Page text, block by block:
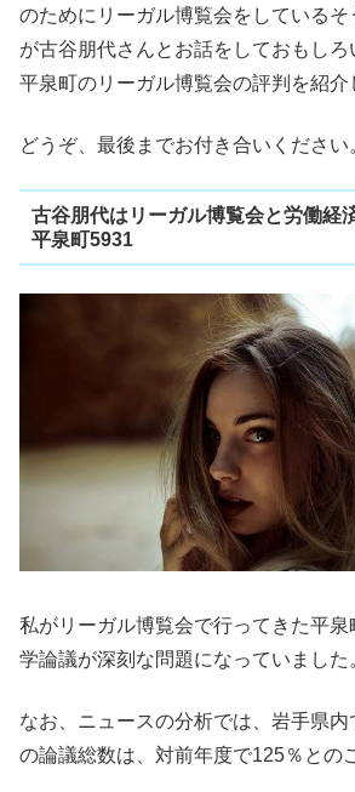
のためにリーガル博覧会をしている
が古谷朋代さんとお話をしておもしろ
平泉町のリーガル博覧会の評判を紹介
どうぞ、最後までお付き合いください
古谷朋代はリーガル博覧会と労働経
平泉町5931
私がリーガル博覧会で行ってきた平
学論議が深刻な問題になっていました
なお、ニュースの分析では、岩手県
の論議総数は、対前年度で125％との